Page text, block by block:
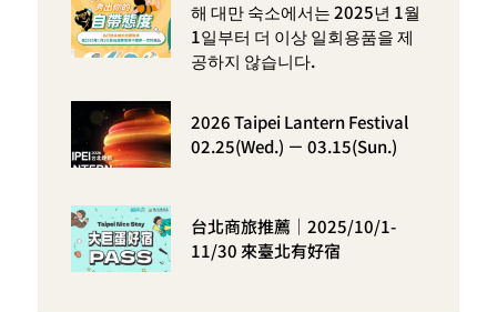
해 대만 숙소에서는 2025년 1월
1일부터 더 이상 일회용품을 제
공하지 않습니다.
2026 Taipei Lantern Festival
02.25(Wed.) － 03.15(Sun.)
台北商旅推薦｜2025/10/1-
11/30 來臺北有好宿